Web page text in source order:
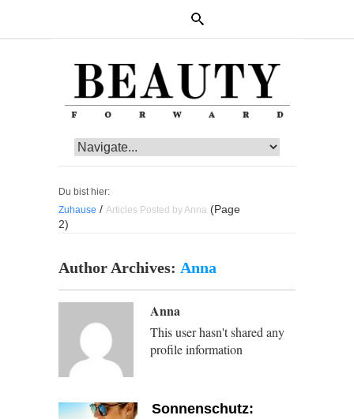
Du bist hier:
Zuhause / Articles Posted by Anna (Page
2)
Author Archives: Anna
Anna
This user hasn't shared any
profile information
Sonnenschutz: